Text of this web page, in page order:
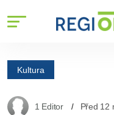
Kultura
1 Editor Před 12